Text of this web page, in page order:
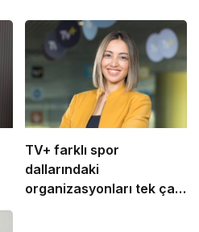
TV+ farklı spor
dallarındaki
organizasyonları tek çatı